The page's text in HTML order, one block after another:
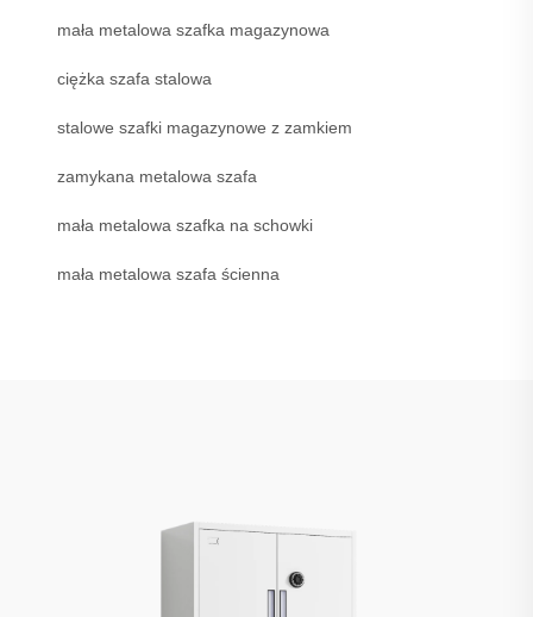
mała metalowa szafka magazynowa
ciężka szafa stalowa
stalowe szafki magazynowe z zamkiem
zamykana metalowa szafa
mała metalowa szafka na schowki
mała metalowa szafa ścienna